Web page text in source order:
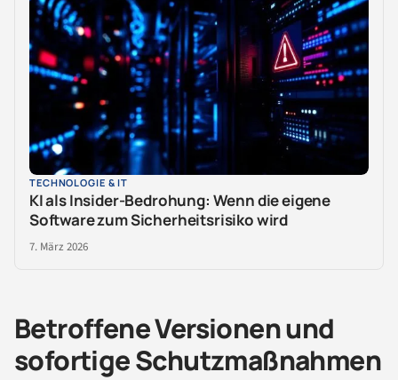
TECHNOLOGIE & IT
KI als Insider-Bedrohung: Wenn die eigene
Software zum Sicherheitsrisiko wird
7. März 2026
Betroffene Versionen und
sofortige Schutzmaßnahmen